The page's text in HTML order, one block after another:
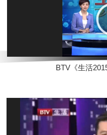
BTV《生活